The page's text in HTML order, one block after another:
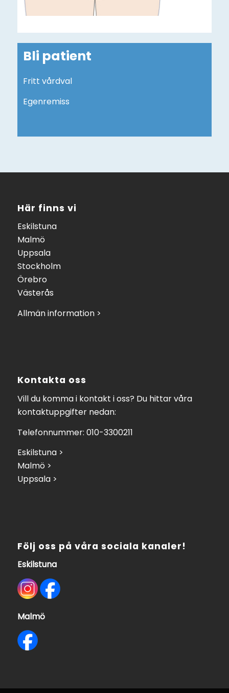
Bli patient
Fritt vårdval
Egenremiss
Här finns vi
Eskilstuna
Malmö
Uppsala
Stockholm
Örebro
Västerås
Allmän information >
Kontakta oss
Vill du komma i kontakt i oss? Du hittar våra
kontaktuppgifter nedan:
Telefonnummer: 010-3300211
Eskilstuna >
Malmö >
Uppsala >
Följ oss på våra sociala kanaler!
Eskilstuna
Malmö